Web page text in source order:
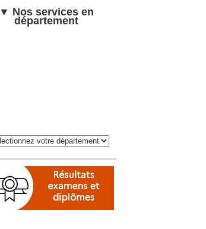
▼ Nos services en
département